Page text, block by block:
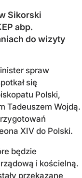
Sikorski
abp.
do wizyty
spraw
się
Polski,
Tadeuszem Wojdą.
XIV do Polski.
będzie
i kościelną.
przekazane